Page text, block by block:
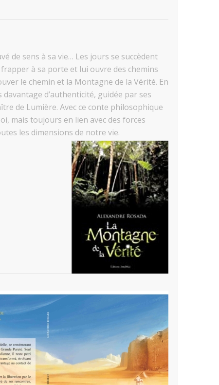
de sens à sa vie… Les jours se succèdent
frapper à sa porte et lui ouvre des chemins
le chemin et la Montagne de la Vérité. En
d’authenticité, guidée par ses
de Lumière. Avec ce conte philosophique
mais toujours en lien avec des forces
les dimensions de notre vie.